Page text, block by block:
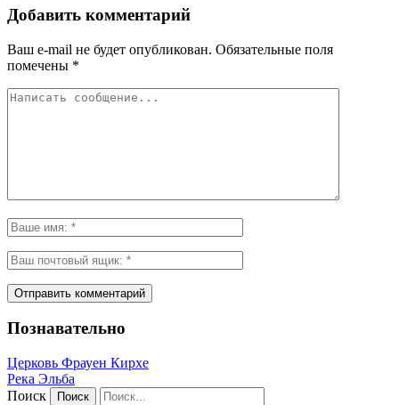
Добавить комментарий
Ваш e-mail не будет опубликован. Обязательные поля
помечены *
Познавательно
Церковь Фрауен Кирхе
Река Эльба
Поиск